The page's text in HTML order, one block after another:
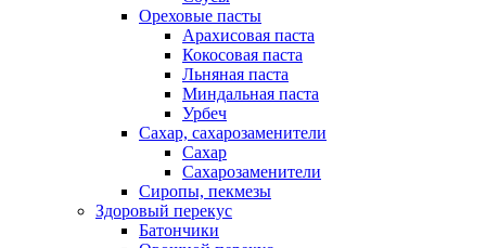
Ореховые пасты
Арахисовая паста
Кокосовая паста
Льняная паста
Миндальная паста
Урбеч
Сахар, сахарозаменители
Сахар
Сахарозаменители
Сиропы, пекмезы
Здоровый перекус
Батончики